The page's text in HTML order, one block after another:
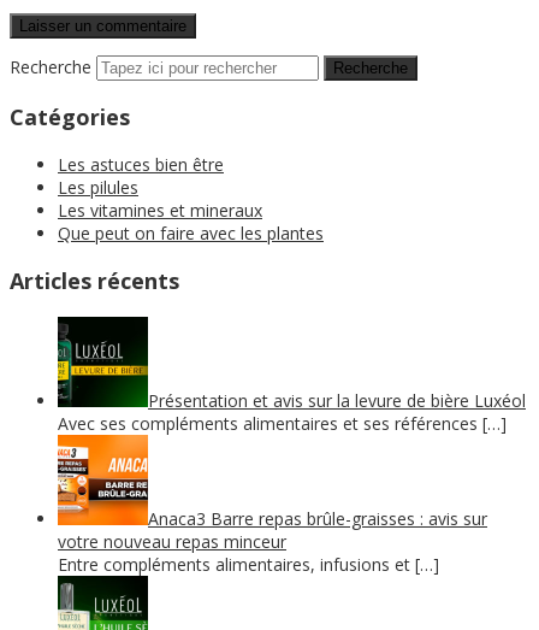
Recherche
Catégories
Les astuces bien être
Les pilules
Les vitamines et mineraux
Que peut on faire avec les plantes
Articles récents
Présentation et avis sur la levure de bière Luxéol
Avec ses compléments alimentaires et ses références […]
Anaca3 Barre repas brûle-graisses : avis sur
votre nouveau repas minceur
Entre compléments alimentaires, infusions et […]